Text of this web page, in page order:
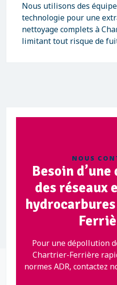
Nous utilisons des
technologie pour une
nettoyage complets à
limitant tout risque de
NOUS
Besoin
des réseaux
Pour une dépollution
Chartrier-Ferrière
normes ADR, contactez